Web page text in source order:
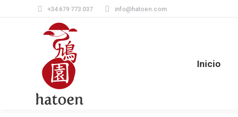
+34 679 773 037 info@hatoen.com
Inicio